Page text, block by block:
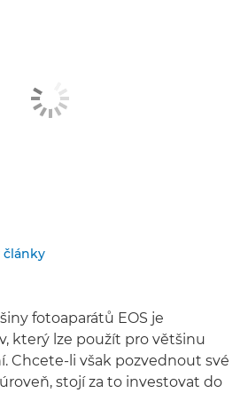
články
fotoaparátů EOS je
který lze použít pro většinu
Chcete-li však pozvednout své
stojí za to investovat do